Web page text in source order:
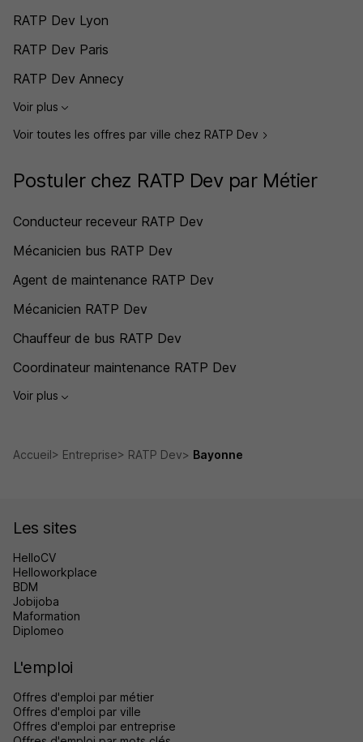
RATP Dev Lyon
RATP Dev Paris
RATP Dev Annecy
Voir plus
Voir toutes les offres par ville chez RATP Dev
Postuler chez RATP Dev par Métier
Conducteur receveur RATP Dev
Mécanicien bus RATP Dev
Agent de maintenance RATP Dev
Mécanicien RATP Dev
Chauffeur de bus RATP Dev
Coordinateur maintenance RATP Dev
Voir plus
Accueil Entreprise RATP Dev Bayonne
Les sites
HelloCV
Helloworkplace
BDM
Jobijoba
Maformation
Diplomeo
L'emploi
Offres d'emploi par métier
Offres d'emploi par ville
Offres d'emploi par entreprise